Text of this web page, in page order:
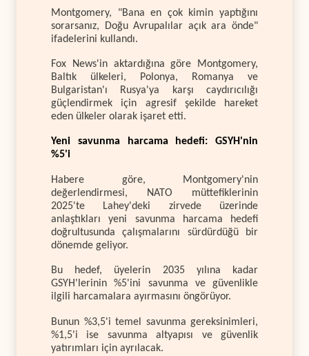
Montgomery, "Bana en çok kimin yaptığını
sorarsanız, Doğu Avrupalılar açık ara önde"
ifadelerini kullandı.
Fox News'in aktardığına göre Montgomery,
Baltık ülkeleri, Polonya, Romanya ve
Bulgaristan'ı Rusya'ya karşı caydırıcılığı
güçlendirmek için agresif şekilde hareket
eden ülkeler olarak işaret etti.
Yeni savunma harcama hedefi: GSYH'nin
%5'i
Habere göre, Montgomery'nin
değerlendirmesi, NATO müttefiklerinin
2025'te Lahey'deki zirvede üzerinde
anlaştıkları yeni savunma harcama hedefi
doğrultusunda çalışmalarını sürdürdüğü bir
dönemde geliyor.
Bu hedef, üyelerin 2035 yılına kadar
GSYH'lerinin %5'ini savunma ve güvenlikle
ilgili harcamalara ayırmasını öngörüyor.
Bunun %3,5'i temel savunma gereksinimleri,
%1,5'i ise savunma altyapısı ve güvenlik
yatırımları için ayrılacak.